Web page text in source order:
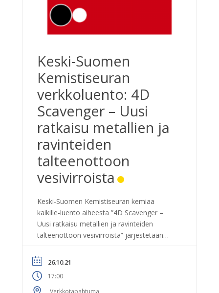
Keski-Suomen
Kemistiseuran
verkkoluento: 4D
Scavenger – Uusi
ratkaisu metallien ja
ravinteiden
talteenottoon
vesivirroista
Keski-Suomen Kemistiseuran kemiaa
kaikille-luento aiheesta ”4D Scavenger –
Uusi ratkaisu metallien ja ravinteiden
talteenottoon vesivirroista” järjestetään
Uusi ratkaisu metallien ja ravinteiden
talteenottoon vesivirroista Haluatko kuulla,
miten uudella teknologialla voidaan edistää
26.10.21
17:00
Verkkotapahtuma